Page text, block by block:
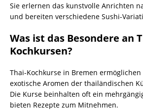
Sie erlernen das kunstvolle Anrichten
und bereiten verschiedene Sushi-
Was ist das Besondere an
Kochkursen?
Thai-Kochkurse in Bremen
exotische Aromen der thailändischen
Die Kurse beinhalten oft ein
bieten Rezepte zum Mitnehmen.